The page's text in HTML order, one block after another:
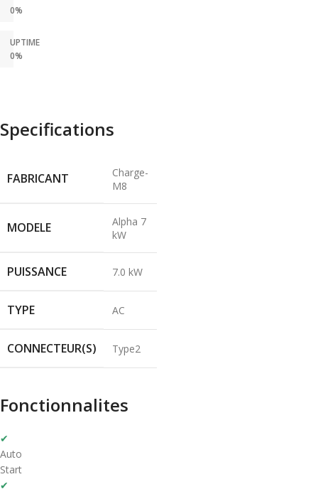
0%
UPTIME
0%
Specifications
FABRICANT
Charge-
M8
MODELE
Alpha 7
kW
PUISSANCE 7.0 kW
TYPE AC
CONNECTEUR(S) Type2
Fonctionnalites
✔
Auto
Start
✔